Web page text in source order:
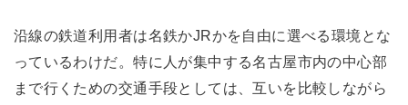
沿線の鉄道利用者は名鉄かJRかを自由に選べる環境とな
っているわけだ。特に人が集中する名古屋市内の中心部
まで行くための交通手段としては、互いを比較しながら